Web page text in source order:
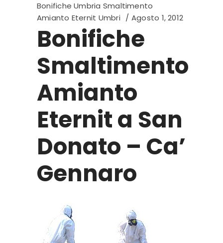
Bonifiche Umbria Smaltimento
Amianto Eternit Umbri
Agosto 1, 2012
Bonifiche
Smaltimento
Amianto
Eternit a San
Donato – Ca’
Gennaro